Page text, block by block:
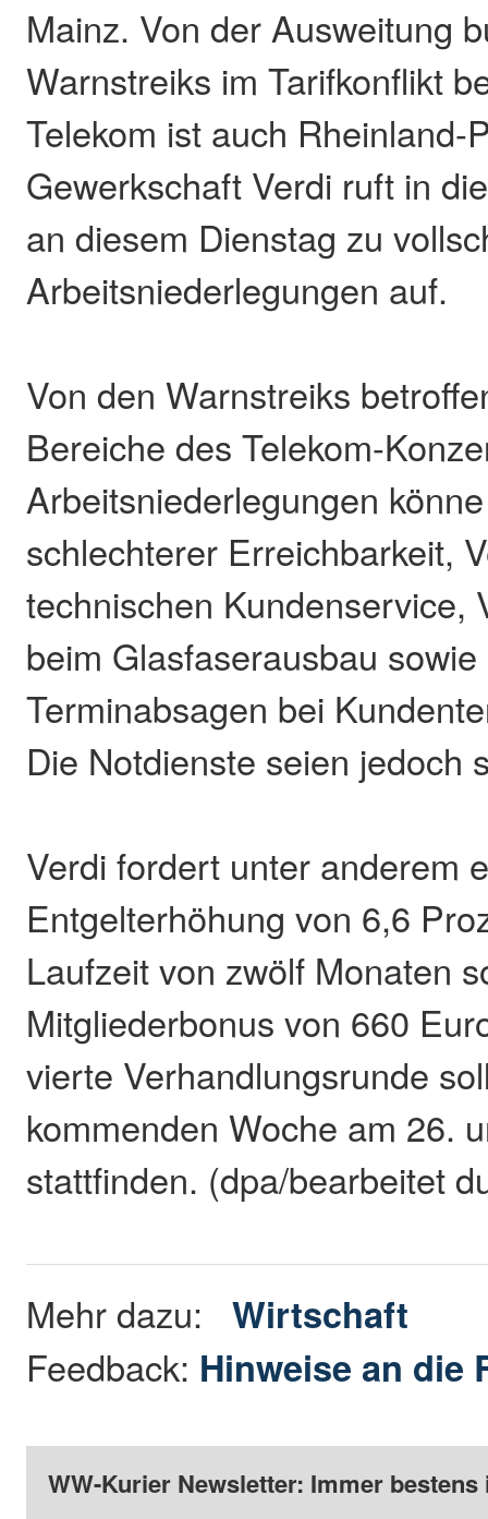
Mainz. Von der Ausweitung
Warnstreiks im Tarifkonflikt
Telekom ist auch Rheinland-
Gewerkschaft Verdi ruft in
an diesem Dienstag zu
Arbeitsniederlegungen auf.
Von den Warnstreiks
Bereiche des Telekom-
Arbeitsniederlegungen
schlechterer Erreichbarkeit,
technischen Kundenservice,
beim Glasfaserausbau sowie
Terminabsagen bei
Die Notdienste seien jedoch
Verdi fordert unter anderem
Entgelterhöhung von 6,6
Laufzeit von zwölf Monaten
Mitgliederbonus von 660
vierte Verhandlungsrunde
kommenden Woche am 26.
stattfinden. (dpa/bearbeitet
Mehr dazu:Wirtschaft
Feedback: Hinweise an die
WW-Kurier Newsletter: Immer